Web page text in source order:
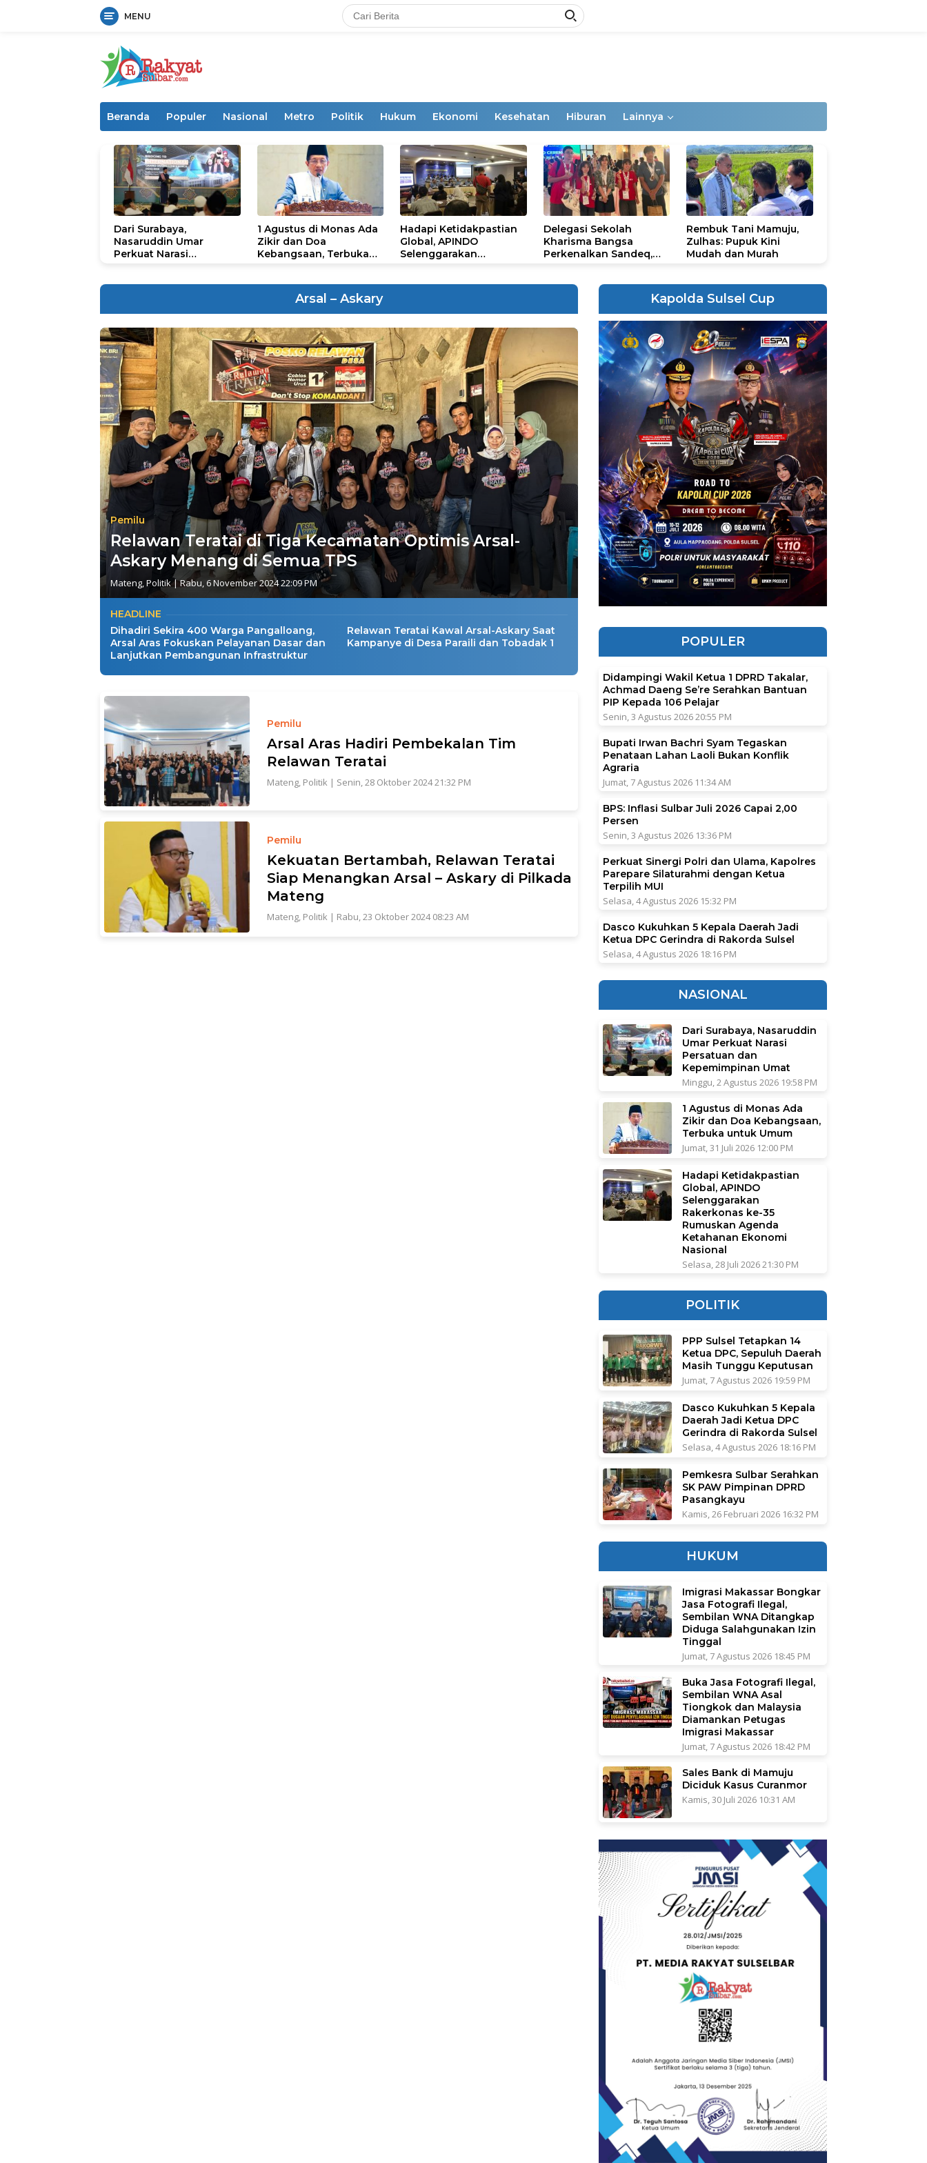
MENU
Beranda Populer Nasional Metro Politik Hukum Ekonomi Kesehatan Hiburan Lainnya
Dari Surabaya,
Nasaruddin Umar
Perkuat Narasi
1 Agustus di Monas Ada
Zikir dan Doa
Kebangsaan, Terbuka
Hadapi Ketidakpastian
Global, APINDO
Selenggarakan
Delegasi Sekolah
Kharisma Bangsa
Perkenalkan Sandeq,
STEAM Olympiad 2026
Rembuk Tani Mamuju,
Zulhas: Pupuk Kini
Mudah dan Murah
Arsal – Askary
Pemilu
Relawan Teratai di Tiga Kecamatan Optimis Arsal-
Askary Menang di Semua TPS
Mateng,Politik|Rabu, 6 November 2024 22:09 PM
HEADLINE
Dihadiri Sekira 400 Warga Pangalloang,
Arsal Aras Fokuskan Pelayanan Dasar dan
Lanjutkan Pembangunan Infrastruktur
Relawan Teratai Kawal Arsal-Askary Saat
Kampanye di Desa Paraili dan Tobadak 1
Pemilu
Arsal Aras Hadiri Pembekalan Tim
Relawan Teratai
Mateng, Politik | Senin, 28 Oktober 2024 21:32 PM
Pemilu
Kekuatan Bertambah, Relawan Teratai
Siap Menangkan Arsal – Askary di Pilkada
Mateng
Mateng, Politik | Rabu, 23 Oktober 2024 08:23 AM
Kapolda Sulsel Cup
POPULER
Didampingi Wakil Ketua 1 DPRD Takalar,
Achmad Daeng Se’re Serahkan Bantuan
PIP Kepada 106 Pelajar
Senin, 3 Agustus 2026 20:55 PM
Bupati Irwan Bachri Syam Tegaskan
Penataan Lahan Laoli Bukan Konflik
Agraria
Jumat, 7 Agustus 2026 11:34 AM
BPS: Inflasi Sulbar Juli 2026 Capai 2,00
Persen
Senin, 3 Agustus 2026 13:36 PM
Perkuat Sinergi Polri dan Ulama, Kapolres
Parepare Silaturahmi dengan Ketua
Terpilih MUI
Selasa, 4 Agustus 2026 15:32 PM
Dasco Kukuhkan 5 Kepala Daerah Jadi
Ketua DPC Gerindra di Rakorda Sulsel
Selasa, 4 Agustus 2026 18:16 PM
NASIONAL
Dari Surabaya, Nasaruddin
Umar Perkuat Narasi
Persatuan dan
Kepemimpinan Umat
Minggu, 2 Agustus 2026 19:58 PM
1 Agustus di Monas Ada
Zikir dan Doa Kebangsaan,
Terbuka untuk Umum
Jumat, 31 Juli 2026 12:00 PM
Hadapi Ketidakpastian
Global, APINDO
Selenggarakan
Rakerkonas ke-35
Rumuskan Agenda
Ketahanan Ekonomi
Nasional
Selasa, 28 Juli 2026 21:30 PM
POLITIK
PPP Sulsel Tetapkan 14
Ketua DPC, Sepuluh Daerah
Masih Tunggu Keputusan
Jumat, 7 Agustus 2026 19:59 PM
Dasco Kukuhkan 5 Kepala
Daerah Jadi Ketua DPC
Gerindra di Rakorda Sulsel
Selasa, 4 Agustus 2026 18:16 PM
Pemkesra Sulbar Serahkan
SK PAW Pimpinan DPRD
Pasangkayu
Kamis, 26 Februari 2026 16:32 PM
HUKUM
Imigrasi Makassar Bongkar
Jasa Fotografi Ilegal,
Sembilan WNA Ditangkap
Diduga Salahgunakan Izin
Tinggal
Jumat, 7 Agustus 2026 18:45 PM
Buka Jasa Fotografi Ilegal,
Sembilan WNA Asal
Tiongkok dan Malaysia
Diamankan Petugas
Imigrasi Makassar
Jumat, 7 Agustus 2026 18:42 PM
Sales Bank di Mamuju
Diciduk Kasus Curanmor
Kamis, 30 Juli 2026 10:31 AM